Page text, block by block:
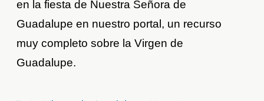
en la fiesta de Nuestra Señora de
Guadalupe en nuestro portal, un recurso
muy completo sobre la Virgen de
Guadalupe.